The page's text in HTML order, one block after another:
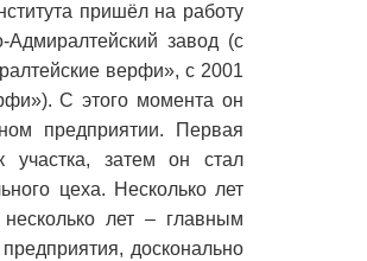
пришёл на работу
завод (с
верфи», с 2001
С этого момента он
предприятии. Первая
участка, затем он стал
цеха. Несколько лет
лет – главным
досконально